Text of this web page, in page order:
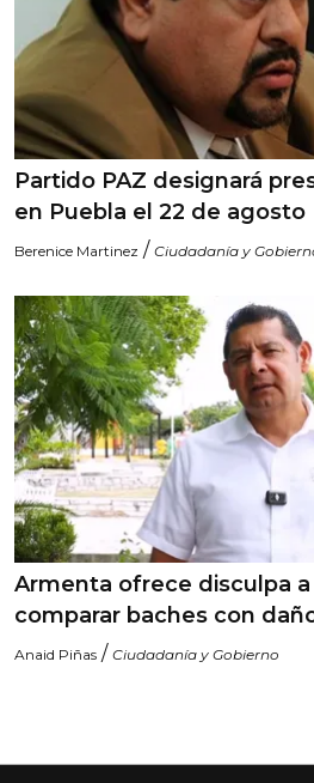
Partido PAZ designará
en Puebla el 22 de agosto
Berenice Martinez / Ciudadanía y
Armenta ofrece disculpa
comparar baches con
Anaid Piñas / Ciudadanía y Gobierno